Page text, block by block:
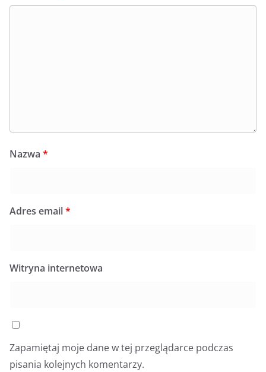
Nazwa *
Adres email*
Witryna internetowa
Zapamiętaj moje dane w tej przeglądarce podczas
pisania kolejnych komentarzy.